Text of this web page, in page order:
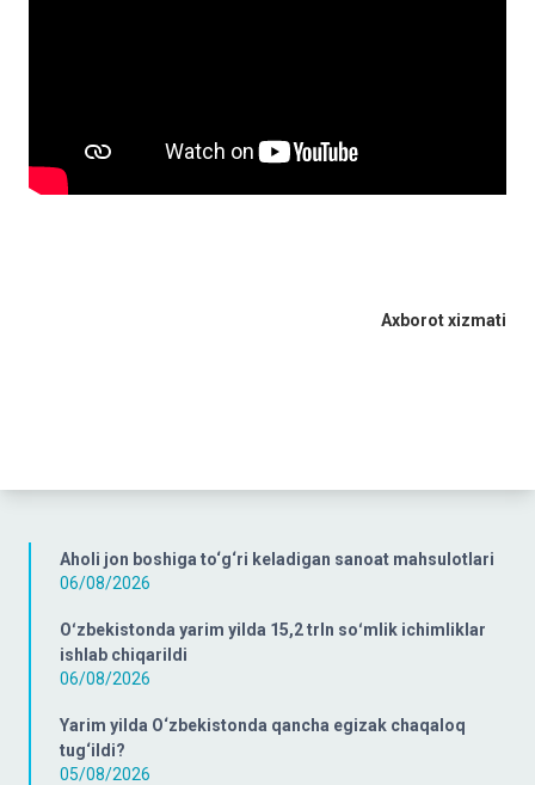
Aholi jon boshiga to‘g‘ri keladigan sanoat mahsulotlari
06/08/2026
Oʻzbekistonda yarim yilda 15,2 trln soʻmlik ichimliklar
ishlab chiqarildi
06/08/2026
Yarim yilda O‘zbekistonda qancha egizak chaqaloq
tug‘ildi?
05/08/2026
Axborot xizmati